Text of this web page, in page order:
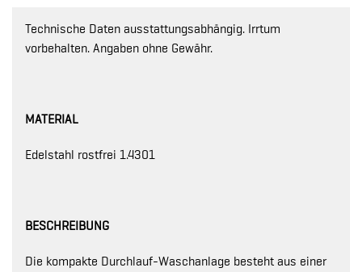
Technische Daten ausstattungsabhängig. Irrtum
vorbehalten. Angaben ohne Gewähr.
MATERIAL
Edelstahl rostfrei 1.4301
BESCHREIBUNG
Die kompakte Durchlauf-Waschanlage besteht aus einer